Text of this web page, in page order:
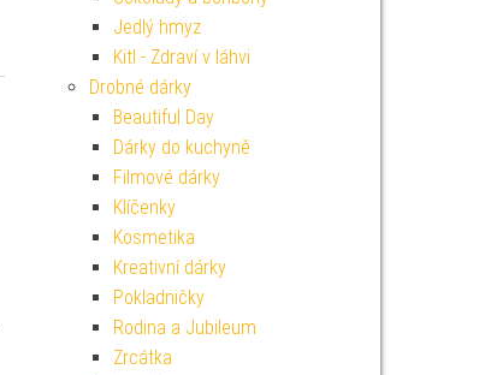
Jedlý hmyz
Kitl - Zdraví v láhvi
Drobné dárky
Beautiful Day
Dárky do kuchyně
Filmové dárky
Klíčenky
Kosmetika
Kreativní dárky
Pokladničky
Rodina a Jubileum
Zrcátka